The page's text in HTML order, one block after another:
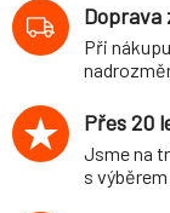
VW
16,
Doprava
Při
Přes 20
Jsme na
s